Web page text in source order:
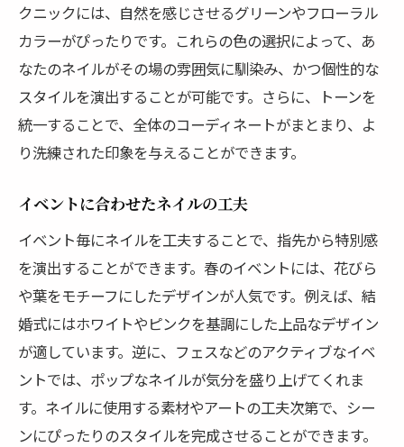
クニックには、自然を感じさせるグリーンやフローラル
カラーがぴったりです。これらの色の選択によって、あ
なたのネイルがその場の雰囲気に馴染み、かつ個性的な
スタイルを演出することが可能です。さらに、トーンを
統一することで、全体のコーディネートがまとまり、よ
り洗練された印象を与えることができます。
イベントに合わせたネイルの工夫
イベント毎にネイルを工夫することで、指先から特別感
を演出することができます。春のイベントには、花びら
や葉をモチーフにしたデザインが人気です。例えば、結
婚式にはホワイトやピンクを基調にした上品なデザイン
が適しています。逆に、フェスなどのアクティブなイベ
ントでは、ポップなネイルが気分を盛り上げてくれま
す。ネイルに使用する素材やアートの工夫次第で、シー
ンにぴったりのスタイルを完成させることができます。